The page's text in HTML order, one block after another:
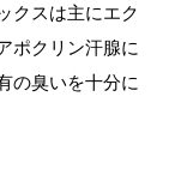
クスは主にエク
ポクリン汗腺に
の臭いを十分に